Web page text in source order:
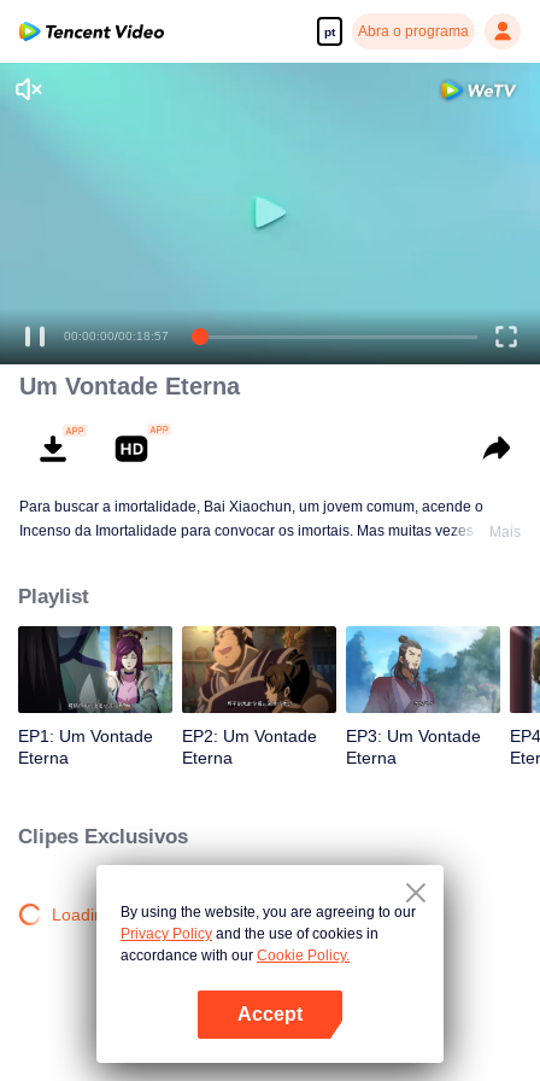
pt Abra o programa
Abra o programa
00:00:00/00:18:57
Um Vontade Eterna
Para buscar a imortalidade, Bai Xiaochun, um jovem comum, acende o
Incenso da Imortalidade para convocar os imortais. Mas muitas vezes ele é
tramas divertidas. Venha assistir para encher seu verão de alegria.
Mais
Playlist
EP1: Um Vontade
Eterna
EP2: Um Vontade
Eterna
EP3: Um Vontade
Eterna
Clipes Exclusivos
Loading…By using the website, you are agreeing to our
Privacy Policy and the use of cookies in
accordance with our Cookie Policy.
Accept